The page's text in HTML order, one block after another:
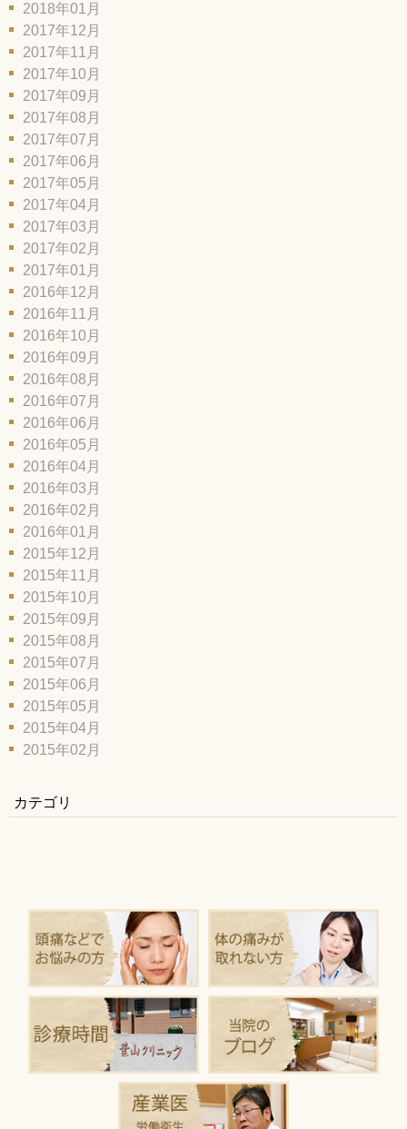
2018年01月
2017年12月
2017年11月
2017年10月
2017年09月
2017年08月
2017年07月
2017年06月
2017年05月
2017年04月
2017年03月
2017年02月
2017年01月
2016年12月
2016年11月
2016年10月
2016年09月
2016年08月
2016年07月
2016年06月
2016年05月
2016年04月
2016年03月
2016年02月
2016年01月
2015年12月
2015年11月
2015年10月
2015年09月
2015年08月
2015年07月
2015年06月
2015年05月
2015年04月
2015年02月
カテゴリ